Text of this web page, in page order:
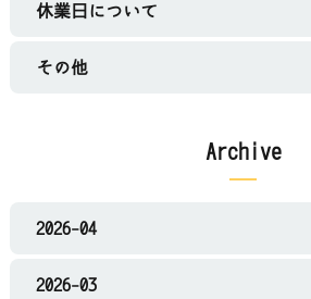
休業日について
その他
Archive
2026-04
2026-03